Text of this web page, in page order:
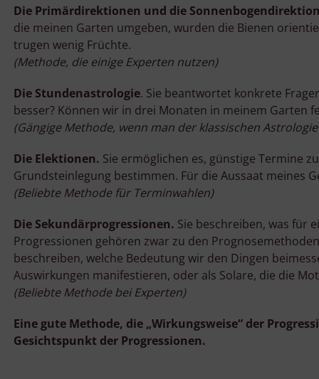
Die Primärdirektionen und die
die meinen Garten umgeben, wurden die Bienen
trugen wenig Früchte.
(Methode, die einige Experten nutzen)
Die Stundenastrologie. Sie beantwortet konkrete
besser? Können wir in drei Monaten in meinem Garten
(Gängige Methode, wenn man der klassischen
Die Elektionen. Sie ermöglichen es, günstige Termine
Grundsteinlegung bestimmen. Für die Aussaat meines
(Beliebte Methode für Terminwahlen)
Die Sekundärprogressionen. Sie beschreiben, was für
Progressionen gehören zwar zu den
beschreiben, welche Bedeutung wir den Dingen
Auswirkungen manifestieren, oder als Solare, die die
(Beliebte Methode bei Experten)
Eine gute Methode, die „Wirkungsweise“ der
Gesichtspunkt der Progressionen.